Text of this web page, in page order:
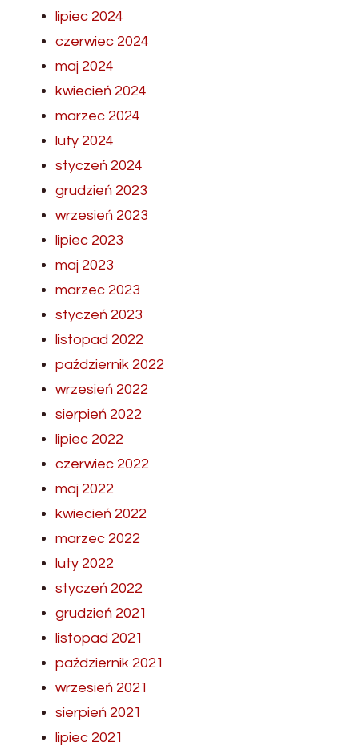
lipiec 2024
czerwiec 2024
maj 2024
kwiecień 2024
marzec 2024
luty 2024
styczeń 2024
grudzień 2023
wrzesień 2023
lipiec 2023
maj 2023
marzec 2023
styczeń 2023
listopad 2022
październik 2022
wrzesień 2022
sierpień 2022
lipiec 2022
czerwiec 2022
maj 2022
kwiecień 2022
marzec 2022
luty 2022
styczeń 2022
grudzień 2021
listopad 2021
październik 2021
wrzesień 2021
sierpień 2021
lipiec 2021